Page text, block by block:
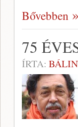
Bővebben
75
ÍRTA: